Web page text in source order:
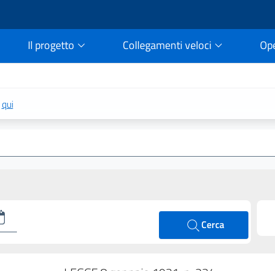
Il progetto Collegamenti veloci
qui
Cerca